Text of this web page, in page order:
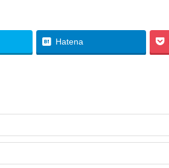
Hatena